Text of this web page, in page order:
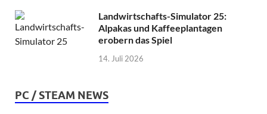
Landwirtschafts-Simulator 25:
Alpakas und Kaffeeplantagen
erobern das Spiel
14. Juli 2026
PC / STEAM NEWS